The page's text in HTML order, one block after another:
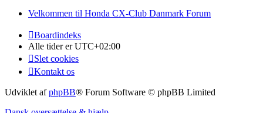
Velkommen til Honda CX-Club Danmark Forum
Boardindeks
Alle tider erUTC+02:00
Slet cookies
Kontakt os
Udviklet afphpBB® Forum Software © phpBB Limited